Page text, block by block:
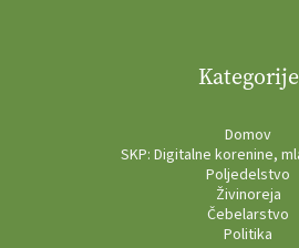
Kategorije
Domov
SKP: Digitalne korenine,
Poljedelstvo
Živinoreja
Čebelarstvo
Politika